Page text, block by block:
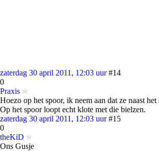
zaterdag 30 april 2011, 12:03 uur #14
0
Praxis
Hoezo op het spoor, ik neem aan dat ze naast
Op het spoor loopt echt klote met die bielzen.
zaterdag 30 april 2011, 12:03 uur #15
0
theKiD
Ons Gusje